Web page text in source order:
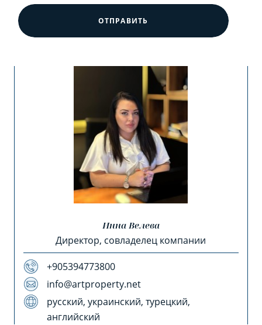
ОТПРАВИТЬ
Инна Велева
Директор, совладелец компании
+905394773800
info@artproperty.net
русский, украинский, турецкий,
английский